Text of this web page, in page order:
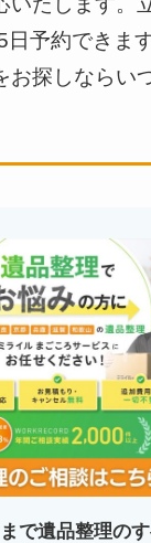
予約できま
お探しならい
で遺品整理の